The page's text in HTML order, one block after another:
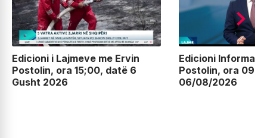
Edicioni i Lajmeve me Ervin
Postolin, ora 15;00, datë 6
Gusht 2026
Edicioni
Postolin, ora
06/08/2026